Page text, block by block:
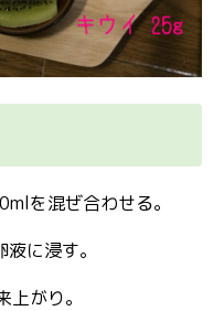
を混ぜ合わせる。
に浸す。
がり。